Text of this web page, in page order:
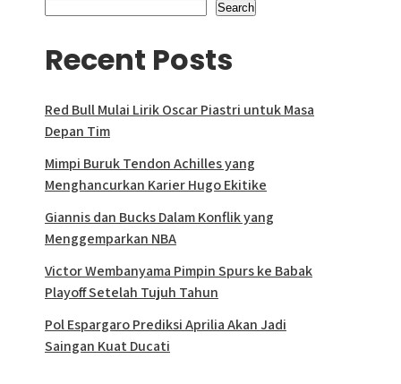
Search
Recent Posts
Red Bull Mulai Lirik Oscar Piastri untuk Masa
Depan Tim
Mimpi Buruk Tendon Achilles yang
Menghancurkan Karier Hugo Ekitike
Giannis dan Bucks Dalam Konflik yang
Menggemparkan NBA
Victor Wembanyama Pimpin Spurs ke Babak
Playoff Setelah Tujuh Tahun
Pol Espargaro Prediksi Aprilia Akan Jadi
Saingan Kuat Ducati